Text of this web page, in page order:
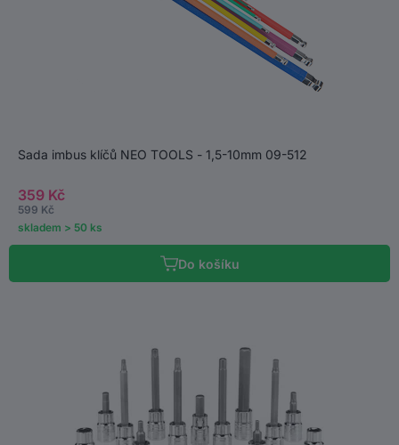
Do košíku
Sada imbus klíčů NEO TOOLS - 1,5-10mm 09-512
359 Kč
599 Kč
skladem > 50 ks